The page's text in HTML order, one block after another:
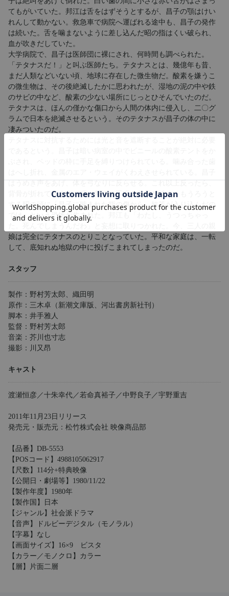
てもがいていた。邦江は舌をはずそうとするが、昌子の顎はけい
れんして動かない。救急車で病院へ運ばれる途中も、昌子の発作
は続いた。舌を噛まないように差し込んだ昭の指はくい破られ、
血が吹きだしていた。
大学病院で、昌子は医師団に裸にされ、何時間も調べられた。
「テタナスだ！」と叫ぶ医師たち。テタナスとは、幾億年も昔、
まだ人類などいない頃、地球に存在した微生物だ。酸素を嫌うこ
の微生物は、その後絶滅したかに思われたが、湿地の泥の中や鉄
のサビの中など、酸素の少ない場所にじっとひそんでいたのだ。
テタナスは、ほんの僅かな傷口から人間の体内に侵入し、二〇グ
ラムで日本を絶滅させるという。そのテタナスが昌子の体の中に
凄みついたのだ。
背骨が折れてしまう。昭、邦江の不眠の数日が続く。もうろうと
する昭の頭に「昌子に噛まれた指の傷から、奴等が入り込んだの
では」という恐怖が生まれた。邦江も「わたし、うつっちゃっ
娘は完全にテタナスのとりことなっていた。平和な家庭は、一転
して、底知れぬ地獄の中に投げこまれてしまったのだ。
スタッフ
製作：野村芳太郎、織田明
原作：三木卓（新潮文庫版、河出書房新社刊）
脚本：井手雅人
監督：野村芳太郎
音楽：芥川也寸志
撮影：川又昂
キャスト
渡瀬恒彦／十朱幸代／若命真裕子／中野良子／宇野重吉
2011年11月23日リリース
発売元・販売元：松竹株式会社 映像商品部
【品番】DB-5553
【POSコード】4988105062917
【尺数】114分+特典映像
【公開日・劇場等】1980/11/22
【製作年度】1980年
【製作国】日本
【ジャンル】社会派ドラマ
【音声】ドルビーデジタル（モノラル）
【字幕】なし
【画面サイズ】16×9 ビスタ
【カラー／モノクロ】カラー
【層】片面二層